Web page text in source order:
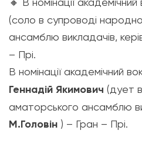
(соло в супроводі
ансамблю викладачів,
– Прі.
В номінації академічний
Геннадій Якимович (дует
аматорського ансамблю
М.Головін ) – Гран – Прі.